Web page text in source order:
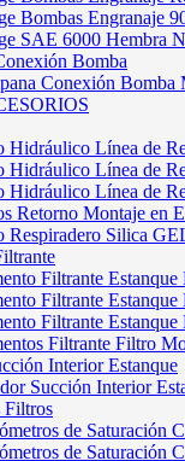
Bombas Engranaje
SAE 6000 Hembra
Bomba
Conexión Bomba
Hidráulico Línea de
Hidráulico Línea de
Hidráulico Línea de
Retorno Montaje en
Respiradero Silica
Filtrante
Filtrante
Filtrante
Filtrante Filtro
Interior Estanque
Succión Interior
Filtros
de Saturación
de Saturación